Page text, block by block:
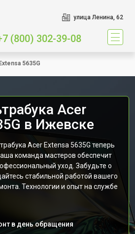
улица Ленина, 62
(800) 302-39-08
Extensa 5635G
Acer
в Ижевске
Acer Extensa 5635G теперь
команда мастеров обеспечит
уход. Забудьте о
стабильной работой вашего
Технологии и опыт на службе
в день обращения